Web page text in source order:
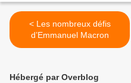
< Les nombreux défis
d’Emmanuel Macron
Hébergé par Overblog